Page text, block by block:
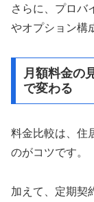
さらに、プロバ
やオプション構
月額料金の
で変わる
料金比較は、住
のがコツです。
加えて、定期契